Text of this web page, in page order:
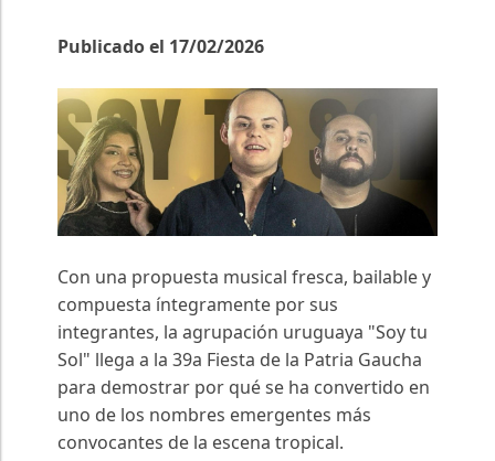
Publicado el 17/02/2026
Con una propuesta musical fresca, bailable y
compuesta íntegramente por sus
integrantes, la agrupación uruguaya "Soy tu
Sol" llega a la 39a Fiesta de la Patria Gaucha
para demostrar por qué se ha convertido en
uno de los nombres emergentes más
convocantes de la escena tropical.